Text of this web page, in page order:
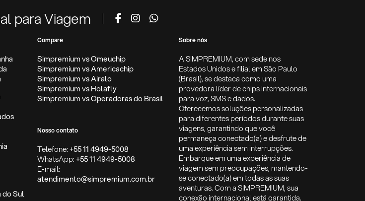
para Viagem
do Sul
Compare
Simpremium vs Omeuchip
Simpremium vs Americachip
Simpremium vs Airalo
Simpremium vs Holafly
Simpremium vs Operadoras do Brasil
Nosso contato
Telefone:+55 11 4949-5008
WhatsApp:+55 11 4949-5008
E-mail:
atendimento@simpremium.com.br
Sobre nós
A SIMPREMIUM, com sede nos
Estados Unidos e filial em São Paulo
(Brasil), se destaca como uma
provedora líder de chips internacionais
para voz, SMS e dados.
Oferecemos soluções personalizadas
para diferentes períodos durante suas
viagens, garantindo que você
permaneça conectado(a) e desfrute de
uma experiência sem interrupções.
Embarque em uma experiência de
viagem sem preocupações, mantendo-
se conectado(a) em todas as suas
aventuras. Com a SIMPREMIUM, sua
conexão internacional está garantida.